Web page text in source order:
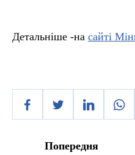
Детальніше -на сайті
Попередня